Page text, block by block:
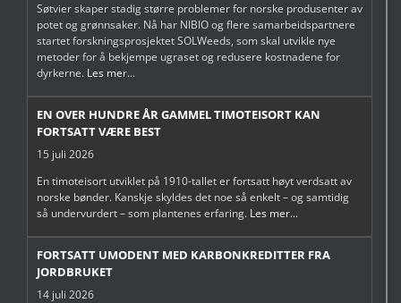
Søtvier skaper stadig større problemer for norske produsenter av
potet og grønnsaker. Nå har NIBIO og flere samarbeidspartnere
startet forskningsprosjektet SOLWeeds, som skal utvikle nye
metoder for å bekjempe ugraset og redusere kostnadene for
dyrkerne. Les mer...
EN OVER HUNDRE ÅR GAMMEL TIMOTEISORT KAN
FORTSATT VÆRE BEST
15 juli 2026
En timoteisort utviklet på 1910-tallet er fortsatt høyt verdsatt av
norske bønder. Kanskje skyldes det noe så enkelt – og samtidig
så undervurdert – som plantenes erfaring. Les mer...
FORTSATT UMODENT MED KARBONKREDITTER FRA
JORDBRUKET
14 juli 2026